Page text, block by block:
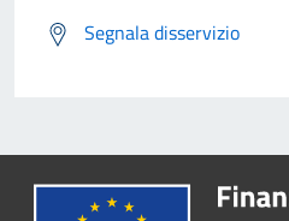
Segnala disservizio